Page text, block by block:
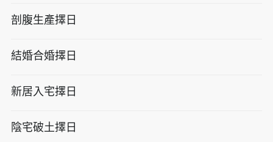
剖腹生產擇日
結婚合婚擇日
新居入宅擇日
陰宅破土擇日